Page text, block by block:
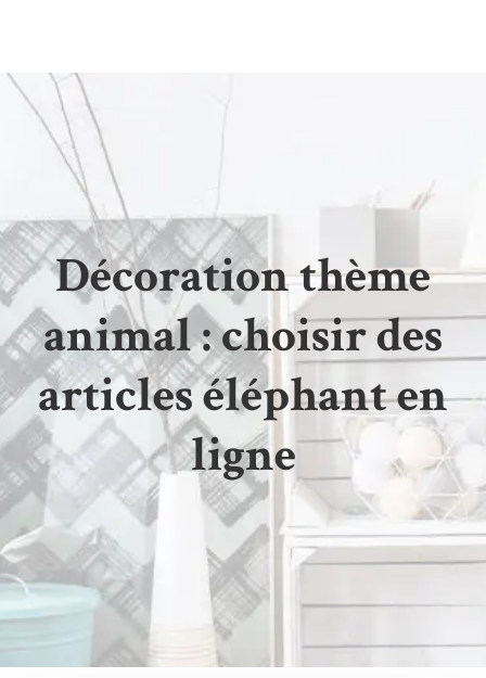
Décoration thème
animal : choisir des
articles éléphant en
ligne